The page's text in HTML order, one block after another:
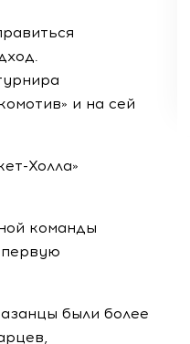
и на сей
Холла»
команды
первую
были более